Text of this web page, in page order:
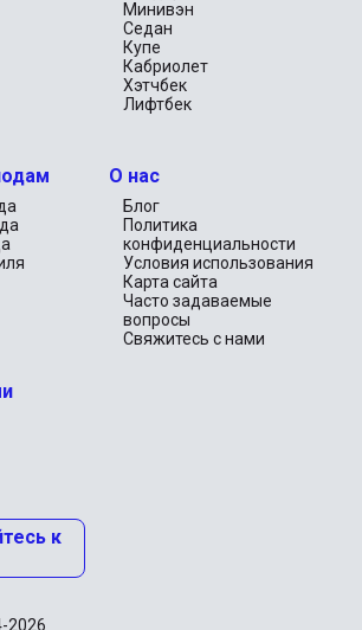
Минивэн
Седан
Купе
Кабриолет
Хэтчбек
Лифтбек
О нас
Блог
Политика
конфиденциальности
Условия использования
Карта сайта
Часто задаваемые
вопросы
Свяжитесь с нами
к
2026